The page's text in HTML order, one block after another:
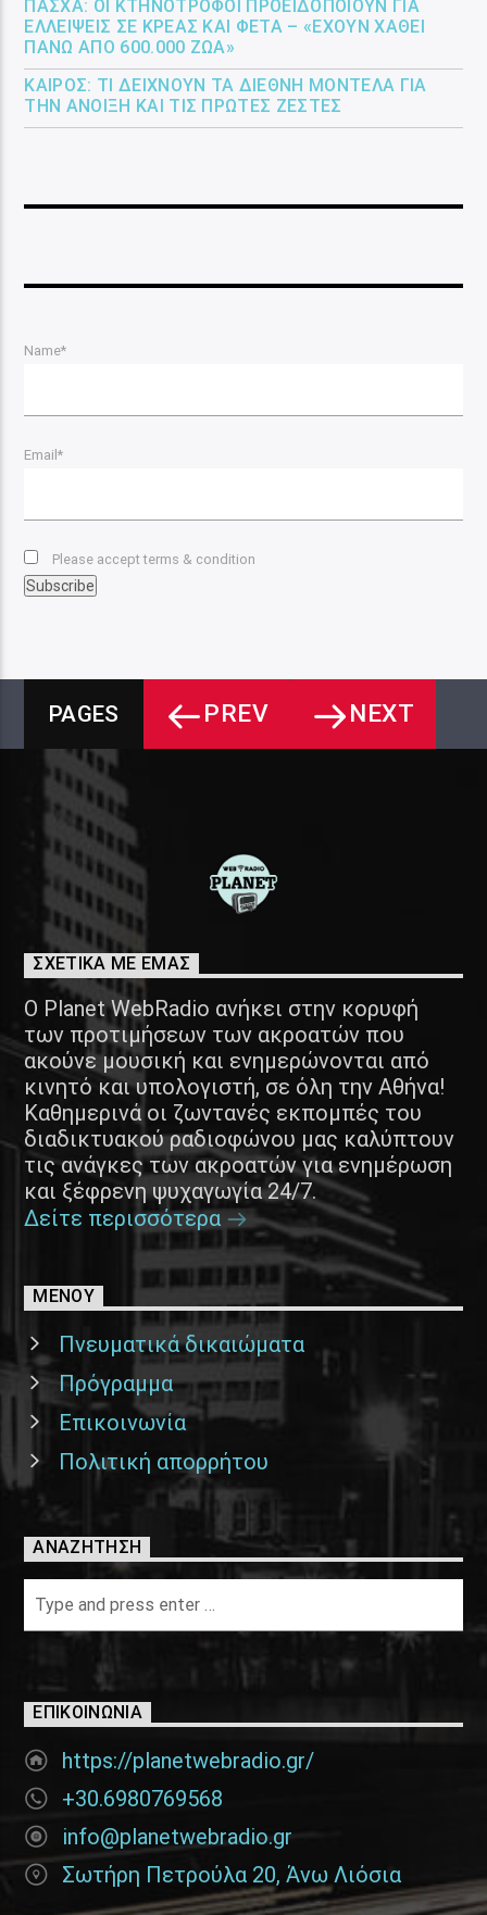
ΠΆΣΧΑ: ΟΙ ΚΤΗΝΟΤΡΌΦΟΙ ΠΡΟΕΙΔΟΠΟΙΟΎΝ ΓΙΑ
ΕΛΛΕΊΨΕΙΣ ΣΕ ΚΡΈΑΣ ΚΑΙ ΦΈΤΑ – «ΈΧΟΥΝ ΧΑΘΕΊ
ΠΆΝΩ ΑΠΌ 600.000 ΖΏΑ»
ΚΑΙΡΌΣ: ΤΙ ΔΕΊΧΝΟΥΝ ΤΑ ΔΙΕΘΝΉ ΜΟΝΤΈΛΑ ΓΙΑ
ΤΗΝ ΆΝΟΙΞΗ ΚΑΙ ΤΙΣ ΠΡΏΤΕΣ ΖΈΣΤΕΣ
Name*
Email*
Please accept terms & condition
PAGES PREV NEXT
ΣΧΕΤΙΚΑ ΜΕ ΕΜΑΣ
Ο Planet WebRadio ανήκει στην κορυφή
των προτιμήσεων των ακροατών που
ακούνε μουσική και ενημερώνονται από
κινητό και υπολογιστή, σε όλη την Αθήνα!
Καθημερινά οι ζωντανές εκπομπές του
διαδικτυακού ραδιοφώνου μας καλύπτουν
τις ανάγκες των ακροατών για ενημέρωση
και ξέφρενη ψυχαγωγία 24/7.
Δείτε περισσότερα
ΜΕΝΟΥ
Πνευματικά δικαιώματα
Πρόγραμμα
Επικοινωνία
Πολιτική απορρήτου
ΑΝΑΖΉΤΗΣΗ
ΕΠΙΚΟΙΝΩΝΊΑ
https://planetwebradio.gr/
+30.6980769568
info@planetwebradio.gr
Σωτήρη Πετρούλα 20, Άνω Λιόσια